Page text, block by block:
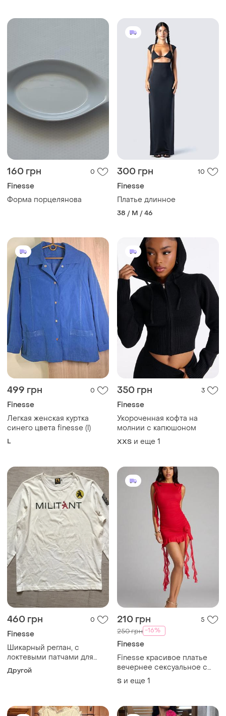
160 грн 0
Finesse
Форма порцелянова
300 грн 10
Finesse
Платье длинное
38 / M / 46
499 грн 0
Finesse
Легкая женская куртка
синего цвета finesse (l)
L
350 грн 3
Finesse
Укороченная кофта на
молнии с капюшоном
XХS и еще 1
460 грн 0
Finesse
Шикарный реглан, с
локтевыми патчами для
дома и отдыха,
бельгийского бренда fin.
Другой
210 грн 5
250 грн -16%
Finesse
Finesse красивое платье
вечернее сексуальное с
открытой спиной с-м
S и еще 1